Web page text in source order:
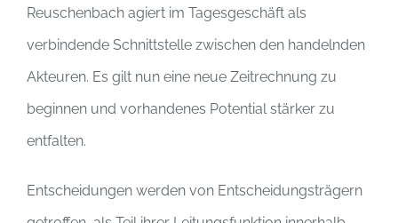
Reuschenbach agiert im Tagesgeschäft als
verbindende Schnittstelle zwischen den handelnden
Akteuren. Es gilt nun eine neue Zeitrechnung zu
beginnen und vorhandenes Potential stärker zu
entfalten.
Entscheidungen werden von Entscheidungsträgern